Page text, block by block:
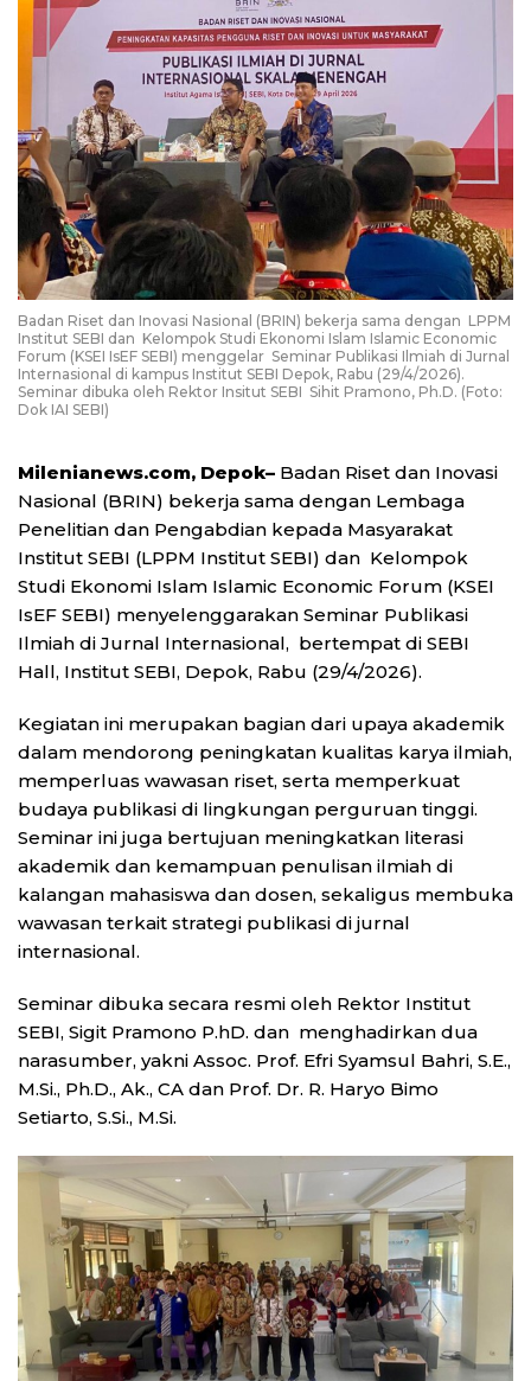
Badan Riset dan Inovasi Nasional (BRIN) bekerja sama dengan LPPM
Institut SEBI dan Kelompok Studi Ekonomi Islam Islamic Economic
Forum (KSEI IsEF SEBI) menggelar Seminar Publikasi Ilmiah di Jurnal
Internasional di kampus Institut SEBI Depok, Rabu (29/4/2026).
Seminar dibuka oleh Rektor Insitut SEBI Sihit Pramono, Ph.D. (Foto:
Dok IAI SEBI)
Milenianews.com, Depok– Badan Riset dan Inovasi
Nasional (BRIN) bekerja sama dengan Lembaga
Penelitian dan Pengabdian kepada Masyarakat
Institut SEBI (LPPM Institut SEBI) dan Kelompok
Studi Ekonomi Islam Islamic Economic Forum (KSEI
IsEF SEBI) menyelenggarakan Seminar Publikasi
Ilmiah di Jurnal Internasional, bertempat di SEBI
Hall, Institut SEBI, Depok, Rabu (29/4/2026).
Kegiatan ini merupakan bagian dari upaya akademik
dalam mendorong peningkatan kualitas karya ilmiah,
memperluas wawasan riset, serta memperkuat
budaya publikasi di lingkungan perguruan tinggi.
Seminar ini juga bertujuan meningkatkan literasi
akademik dan kemampuan penulisan ilmiah di
kalangan mahasiswa dan dosen, sekaligus membuka
wawasan terkait strategi publikasi di jurnal
internasional.
Seminar dibuka secara resmi oleh Rektor Institut
SEBI, Sigit Pramono P.hD. dan menghadirkan dua
narasumber, yakni Assoc. Prof. Efri Syamsul Bahri, S.E.,
M.Si., Ph.D., Ak., CA dan Prof. Dr. R. Haryo Bimo
Setiarto, S.Si., M.Si.